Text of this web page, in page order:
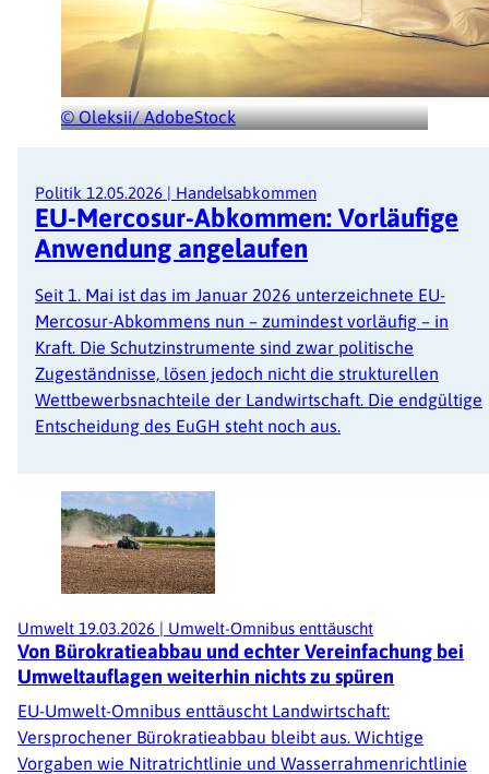
© Oleksii/ AdobeStock
Politik 12.05.2026 | Handelsabkommen
EU-Mercosur-Abkommen: Vorläufige
Anwendung angelaufen
Seit 1. Mai ist das im Januar 2026 unterzeichnete EU-
Mercosur-Abkommens nun – zumindest vorläufig – in
Kraft. Die Schutzinstrumente sind zwar politische
Zugeständnisse, lösen jedoch nicht die strukturellen
Wettbewerbsnachteile der Landwirtschaft. Die endgültige
Entscheidung des EuGH steht noch aus.
Umwelt 19.03.2026 | Umwelt-Omnibus enttäuscht
Von Bürokratieabbau und echter Vereinfachung bei
Umweltauflagen weiterhin nichts zu spüren
EU-Umwelt-Omnibus enttäuscht Landwirtschaft:
Versprochener Bürokratieabbau bleibt aus. Wichtige
Vorgaben wie Nitratrichtlinie und Wasserrahmenrichtlinie